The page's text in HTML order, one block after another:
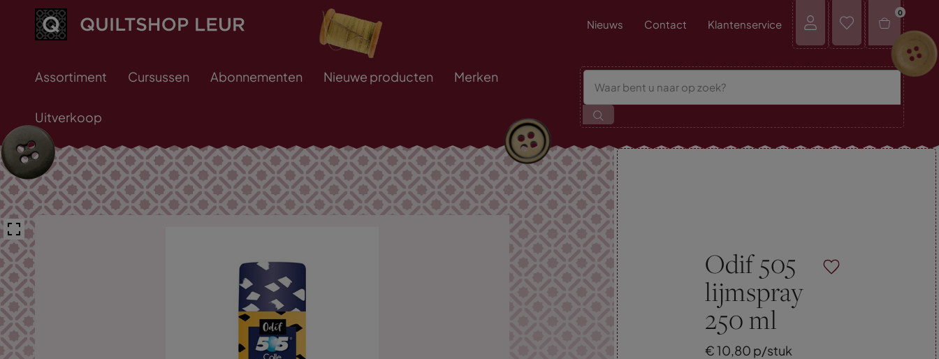
Nieuws Contact Klantenservice
0
Assortiment Cursussen Abonnementen Nieuwe producten Merken
Uitverkoop
Odif 505
lijmspray
250 ml
€10,80 p/stuk